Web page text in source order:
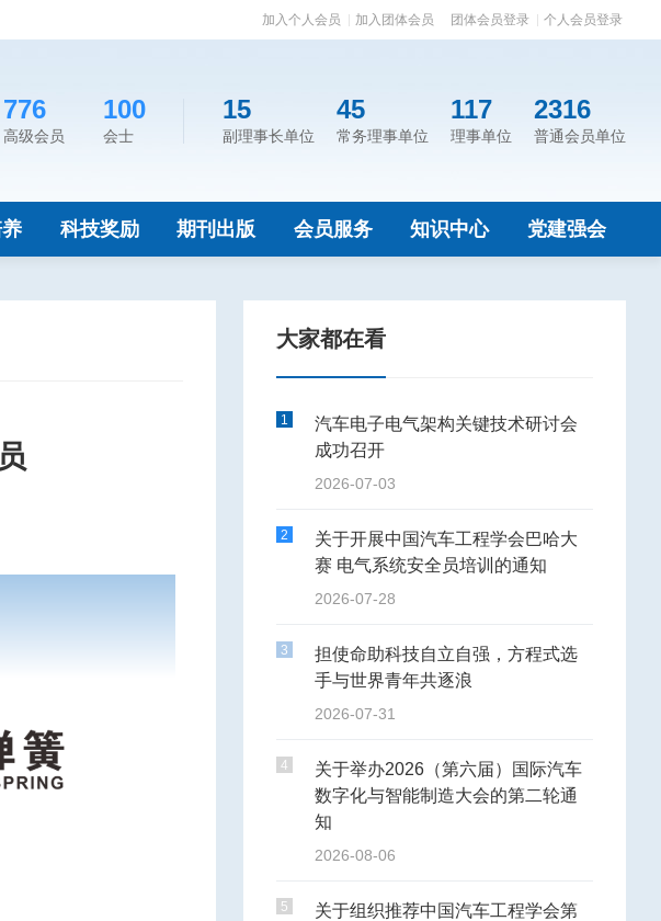
团体会员登录 个人会员登录
加入个人会员 加入团体会员
776
高级会员
100
会士
15
副理事长单位
45
常务理事单位
117
理事单位
2316
普通会员单位
科技奖励 期刊出版 会员服务 知识中心 党建强会
大家都在看
1
汽车电子电气架构关键技术研讨会
成功召开
2026-07-03
2
关于开展中国汽车工程学会巴哈大
赛 电气系统安全员培训的通知
2026-07-28
3
担使命助科技自立自强，方程式选
手与世界青年共逐浪
2026-07-31
4
关于举办2026（第六届）国际汽车
数字化与智能制造大会的第二轮通
知
2026-08-06
5
关于组织推荐中国汽车工程学会第